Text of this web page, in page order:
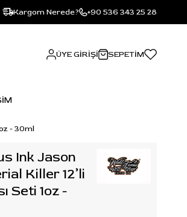
Kargom Nerede? +90 536 343 25 28
ÜYE GIRIŞI SEPETIM
- 30ml
Ink Jason
Killer 12’li
Seti 1oz -